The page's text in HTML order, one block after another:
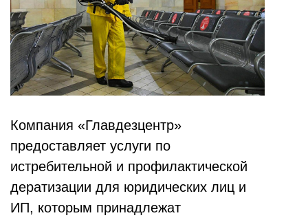
Компания «Главдезцентр»
предоставляет услуги по
истребительной и профилактической
дератизации для юридических лиц и
ИП, которым принадлежат